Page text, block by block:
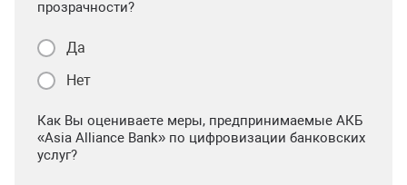
прозрачности?
Да
Нет
Как Вы оцениваете меры, предпринимаемые АКБ
«Asia Alliance Bank» по цифровизации банковских
услуг?